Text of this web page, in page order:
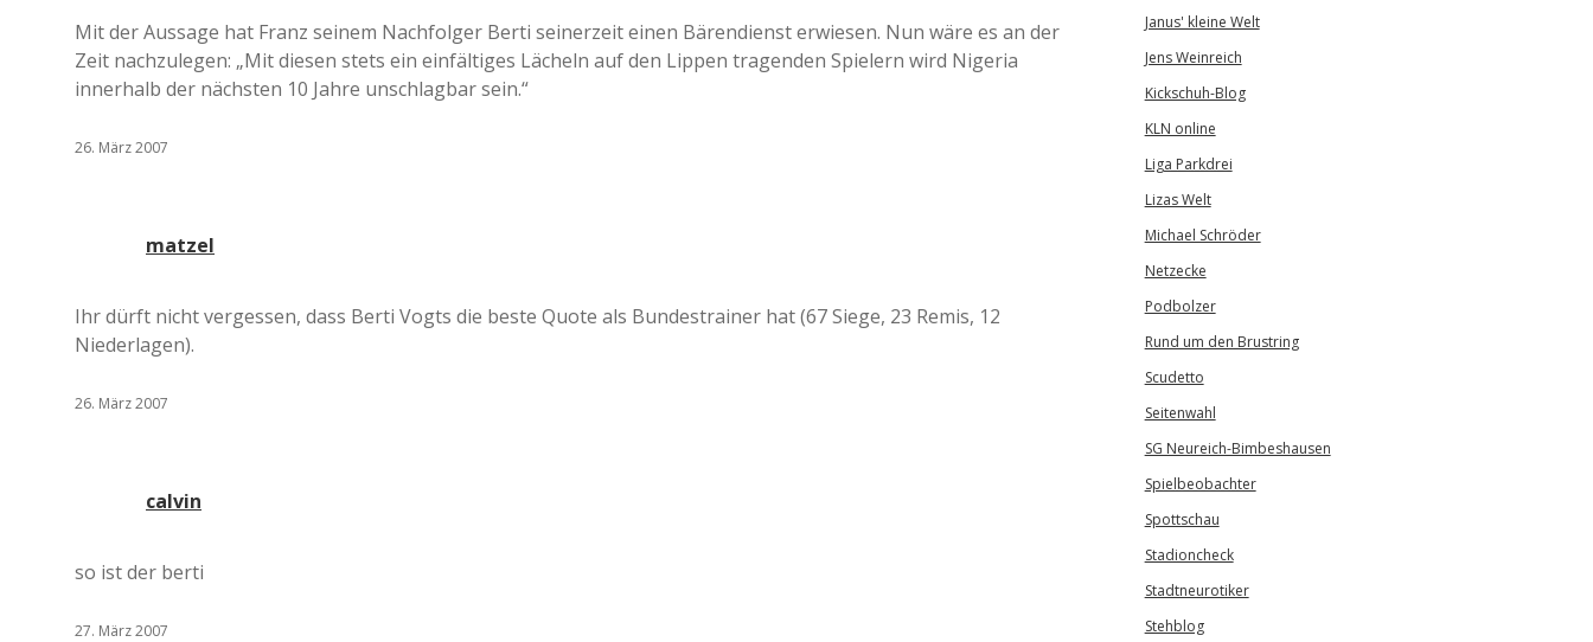
Mit der Aussage hat Franz seinem Nachfolger Berti seinerzeit einen Bärendienst erwiesen. Nun wäre es an der
Zeit nachzulegen: „Mit diesen stets ein einfältiges Lächeln auf den Lippen tragenden Spielern wird Nigeria
innerhalb der nächsten 10 Jahre unschlagbar sein.“
26. März 2007
matzel
Ihr dürft nicht vergessen, dass Berti Vogts die beste Quote als Bundestrainer hat (67 Siege, 23 Remis, 12
Niederlagen).
26. März 2007
calvin
so ist der berti
27. März 2007
Janus' kleine Welt
Jens Weinreich
Kickschuh-Blog
KLN online
Liga Parkdrei
Lizas Welt
Michael Schröder
Netzecke
Podbolzer
Rund um den Brustring
Scudetto
Seitenwahl
SG Neureich-Bimbeshausen
Spielbeobachter
Spottschau
Stadioncheck
Stadtneurotiker
Stehblog